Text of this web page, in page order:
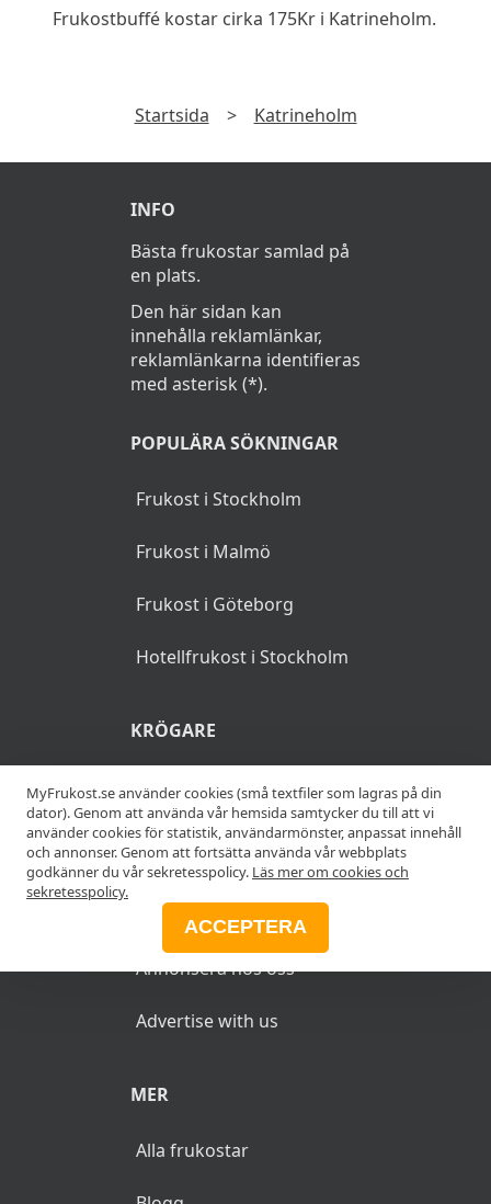
Frukostbuffé kostar cirka 175Kr i Katrineholm.
Startsida > Katrineholm
INFO
Bästa frukostar samlad på
en plats.
Den här sidan kan
innehålla reklamlänkar,
reklamlänkarna identifieras
med asterisk (*).
POPULÄRA SÖKNINGAR
Frukost i Stockholm
Frukost i Malmö
Frukost i Göteborg
Hotellfrukost i Stockholm
KRÖGARE
Anslut din restaurang
Add your restaurant
ANNONSERA
Annonsera hos oss
Advertise with us
MER
Alla frukostar
MyFrukost.se använder cookies (små textfiler som lagras på din
dator). Genom att använda vår hemsida samtycker du till att vi
använder cookies för statistik, användarmönster, anpassat innehåll
och annonser. Genom att fortsätta använda vår webbplats
godkänner du vår sekretesspolicy. Läs mer om cookies och
sekretesspolicy.
ACCEPTERA